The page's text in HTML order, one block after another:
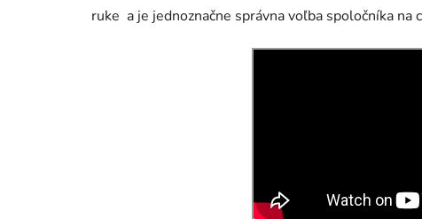
ruke a je jednoznačne správna voľba spoločníka na